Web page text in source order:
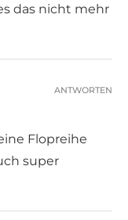
das nicht mehr
Flopreihe
super
ANTWORTEN